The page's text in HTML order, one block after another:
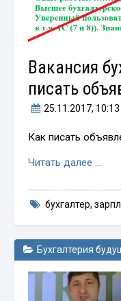
Вакансия
писать
25.11.2017, 10:13
Как писать
Читать далее …
бухгалтер,
Бухгалтерия